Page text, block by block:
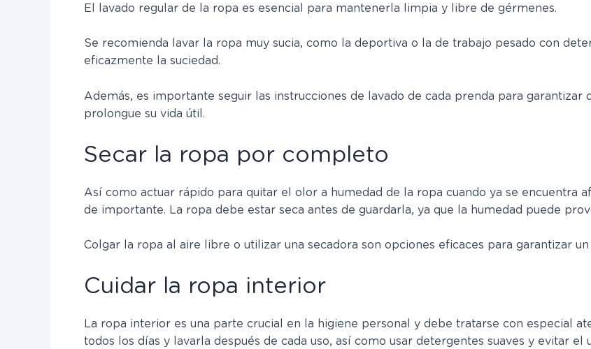
El lavado regular de la ropa es esencial para mantenerla limpia y libre de gérmenes.
Se recomienda lavar la ropa muy sucia, como la deportiva o la de trabajo pesado con
eficazmente la suciedad.
Además, es importante seguir las instrucciones de lavado de cada prenda para garantizar
prolongue su vida útil.
Secar la ropa por completo
Así como actuar rápido para quitar el olor a humedad de la ropa cuando ya se encuentra
de importante. La ropa debe estar seca antes de guardarla, ya que la humedad puede
Colgar la ropa al aire libre o utilizar una secadora son opciones eficaces para garantizar
Cuidar la ropa interior
La ropa interior es una parte crucial en la higiene personal y debe tratarse con especial
todos los días y lavarla después de cada uso, así como usar detergentes suaves y evitar el